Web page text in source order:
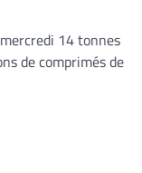
14 tonnes
de comprimés de